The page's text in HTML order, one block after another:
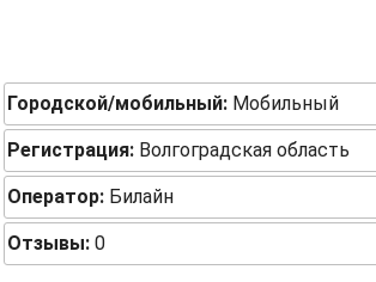
Городской/мобильный: Мобильный
Регистрация: Волгоградская область
Оператор: Билайн
Отзывы: 0